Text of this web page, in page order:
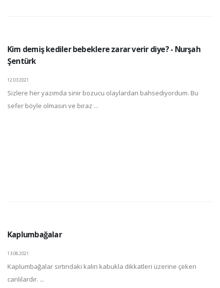
Kim demiş kediler bebeklere zarar verir diye? - Nurşah
Şentürk
12.03.2021
Sizlere her yazımda sinir bozucu olaylardan bahsediyordum. Bu
sefer böyle olmasın ve biraz ...
Kaplumbağalar
13.08.2021
Kaplumbağalar sırtındaki kalın kabukla dikkatleri üzerine çeken
canlılardır. ...